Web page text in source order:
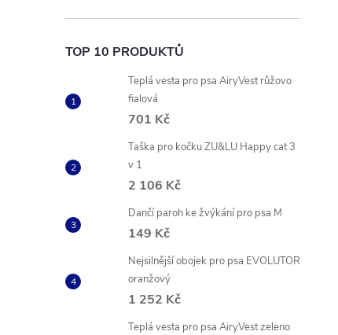
TOP 10 PRODUKTŮ
Teplá vesta pro psa AiryVest růžovo
fialová
701 Kč
Taška pro kočku ZU&LU Happy cat 3
v 1
2 106 Kč
Dančí paroh ke žvýkání pro psa M
149 Kč
Nejsilnější obojek pro psa EVOLUTOR
oranžový
1 252 Kč
Teplá vesta pro psa AiryVest zeleno